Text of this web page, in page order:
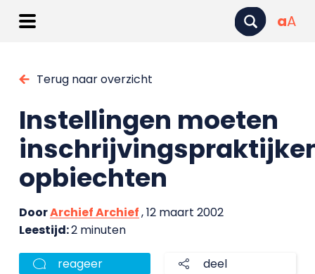
aA
Terug naar overzicht
Instellingen moeten
opbiechten
DoorArchief Archief, 12 maart 2002
Leestijd:2 minuten
reageer deel